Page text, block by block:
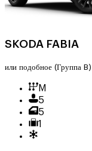
SKODA FABIA
или подобное (Группа B)
M
5
5
1